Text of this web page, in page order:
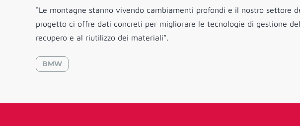
“Le montagne stanno vivendo cambiamenti profondi e il nostro settore
progetto ci offre dati concreti per migliorare le tecnologie di gestione
recupero e al riutilizzo dei materiali”.
BMW